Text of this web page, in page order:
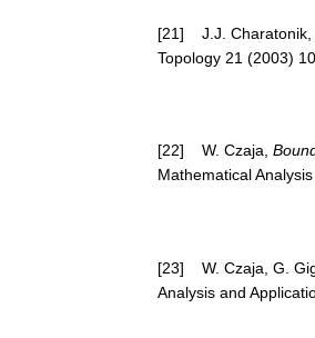
[21] J.J. Charatonik,
Topology 21 (2003)
[22] W. Czaja,
Mathematical
[23] W. Czaja, G.
Analysis and